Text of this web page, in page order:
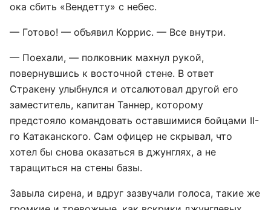
ока сбить «Вендетту» с небес.
— Готово! — объявил Коррис. — Все внутри.
— Поехали, — полковник махнул рукой,
повернувшись к восточной стене. В ответ
Стракену улыбнулся и отсалютовал другой его
заместитель, капитан Таннер, которому
предстояло командовать оставшимися бойцами II-
го Катаканского. Сам офицер не скрывал, что
хотел бы снова оказаться в джунглях, а не
таращиться на стены базы.
Завыла сирена, и вдруг зазвучали голоса, такие же